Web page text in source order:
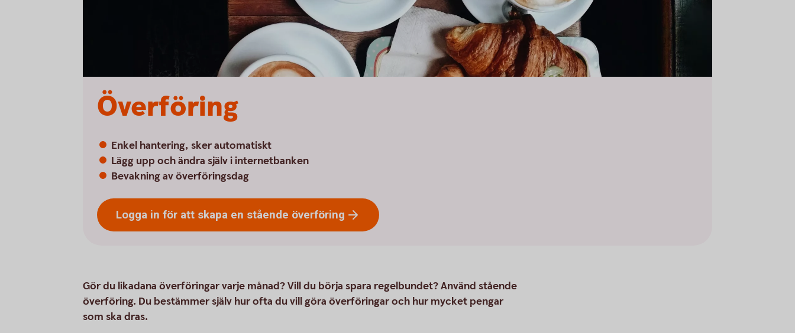
Överföring
Enkel hantering, sker automatiskt
Lägg upp och ändra själv i internetbanken
Bevakning av överföringsdag
Logga in för att skapa en stående överföring
Gör du likadana överföringar varje månad? Vill du börja spara regelbundet? Använd stående
överföring. Du bestämmer själv hur ofta du vill göra överföringar och hur mycket pengar
som ska dras.